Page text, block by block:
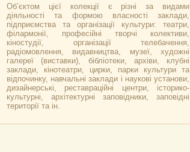
Об’єктом цієї колекції є різні за видами
діяльності та формою власності заклади,
підприємства та організації культури: театри,
філармонії, професійні творчі колективи,
кіностудії, організації телебачення,
радіомовлення, видавництва, музеї, художні
галереї (виставки), бібліотеки, архіви, клубні
заклади, кінотеатри, цирки, парки культури та
відпочинку, навчальні заклади і наукові установи,
дизайнерські, реставраційні центри, історико-
культурні, архітектурні заповідники, заповідні
території та ін.